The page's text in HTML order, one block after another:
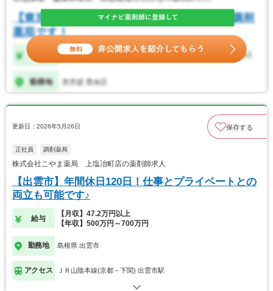
更新日：2026年5月26日 保存する
正社員 調剤薬局
株式会社こやま薬局 上塩冶町店の薬剤師求人
【出雲市】年間休日120日！仕事とプライベートとの
両立も可能です♪
給与
【月収】47.2万円以上
【年収】500万円～700万円
勤務地 島根県 出雲市
アクセス ＪＲ山陰本線(京都－下関) 出雲市駅